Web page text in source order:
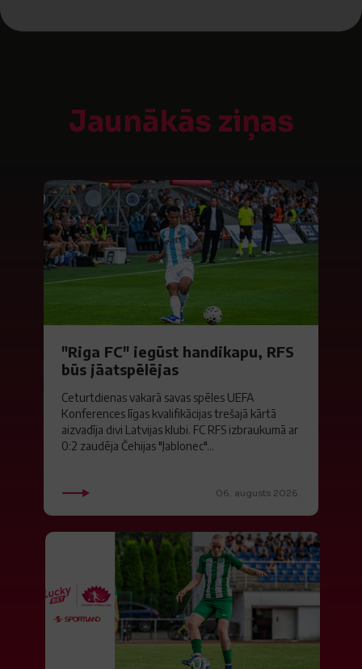
Jaunākās ziņas
"Riga FC" iegūst handikapu, RFS
būs jāatspēlējas
Ceturtdienas vakarā savas spēles UEFA
Konferences līgas kvalifikācijas trešajā kārtā
aizvadīja divi Latvijas klubi. FC RFS izbraukumā ar
0:2 zaudēja Čehijas "Jablonec"...
06. augusts 2026.